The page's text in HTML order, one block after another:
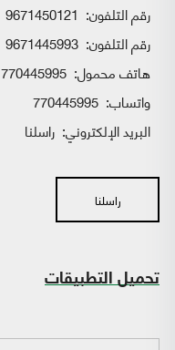
رقم التلفون: 9671450121
رقم التلفون: 9671445993
هاتف محمول: 770445995
واتساب:
البريد الإلكتروني: راسلنا
راسلنا
تحميل التطبيقات